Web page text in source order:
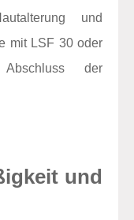
und
mit LSF 30 oder
der
und